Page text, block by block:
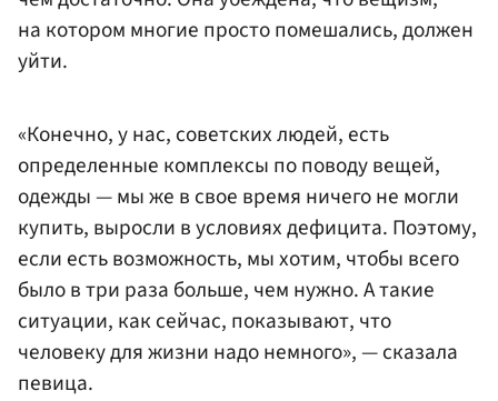
на котором многие просто помешались, должен
уйти.
«Конечно, у нас, советских людей, есть
определенные комплексы по поводу вещей,
одежды — мы же в свое время ничего не могли
купить, выросли в условиях дефицита. Поэтому,
если есть возможность, мы хотим, чтобы всего
было в три раза больше, чем нужно. А такие
ситуации, как сейчас, показывают, что
человеку для жизни надо немного», — сказала
певица.